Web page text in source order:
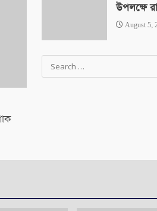
উপলক্ষে
August 5,
Search
for: